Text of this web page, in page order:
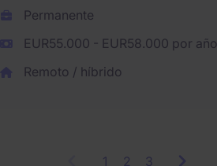
Permanente
EUR55.000 - EUR58.000 por año
Remoto / híbrido
1 Showing
2 3